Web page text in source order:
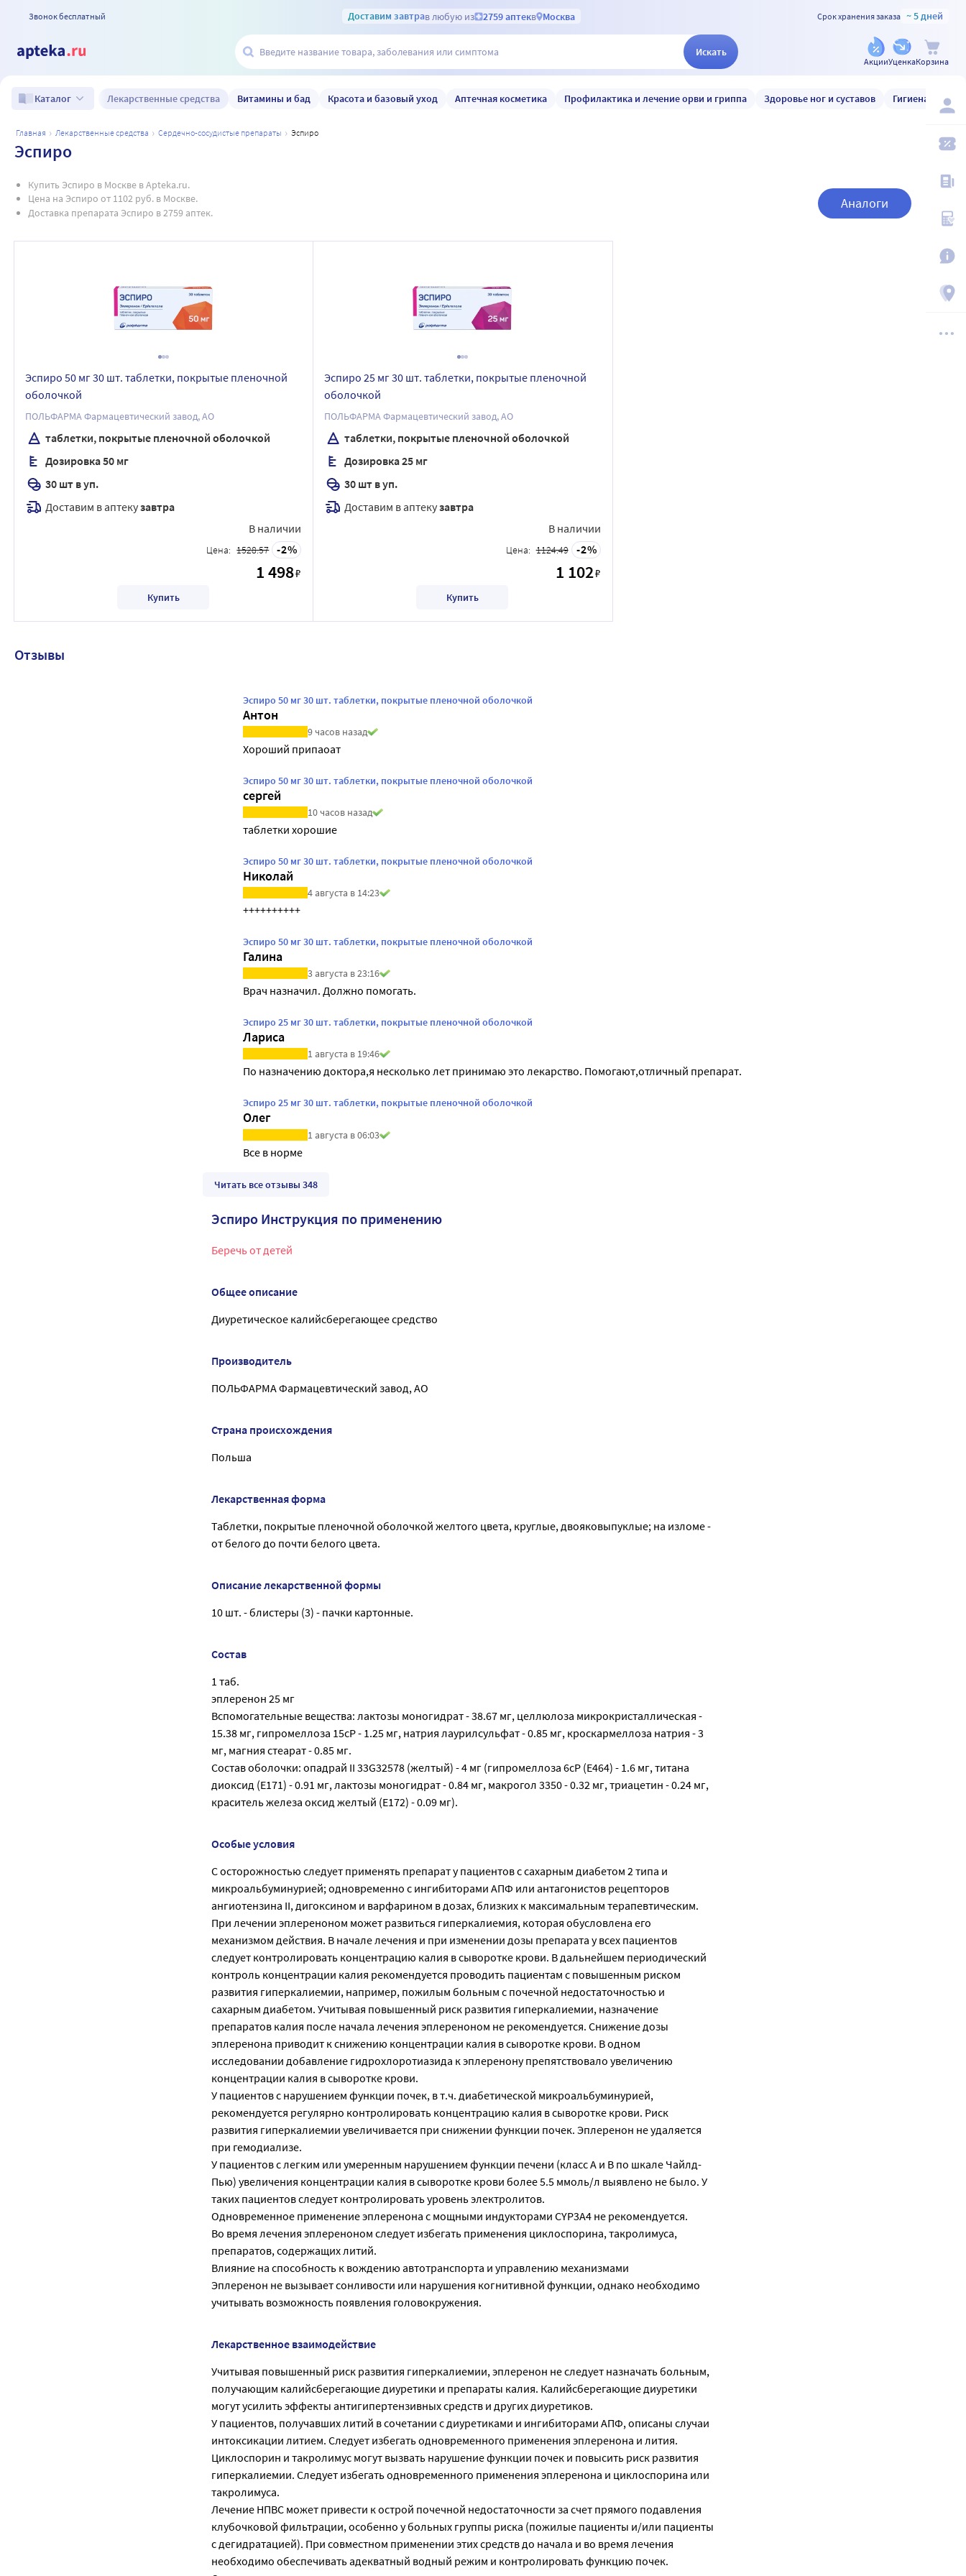
Звонок бесплатный Доставим завтрав любую из 2759 аптекв Москва Срок хранения заказа ~ 5 дней
Искать
АкцииУценкаКорзина
Каталог Лекарственные средства Витамины и бад Красота и базовый уход Аптечная косметика Профилактика и лечение орви и гриппа Здоровье ног и суставов Гигиена и уход
главная лекарственные средства сердечно-сосудистые препараты эспиро
Эспиро
Купить Эспиро в Москве в Apteka.ru.
Цена на Эспиро от 1102 руб. в Москве.
Доставка препарата Эспиро в 2759 аптек.
Аналоги
Эспиро 50 мг 30 шт. таблетки, покрытые пленочной
оболочкой
ПОЛЬФАРМА Фармацевтический завод, АО
таблетки, покрытые пленочной оболочкой
Дозировка 50 мг
30 шт в уп.
Доставим в аптекузавтра
В наличии
Цена: 1528.57 2
1 498₽
Купить
Эспиро 25 мг 30 шт. таблетки, покрытые пленочной
оболочкой
ПОЛЬФАРМА Фармацевтический завод, АО
таблетки, покрытые пленочной оболочкой
Дозировка 25 мг
30 шт в уп.
Доставим в аптекузавтра
В наличии
Цена: 1124.49 2
1 102₽
Купить
Отзывы
Эспиро 50 мг 30 шт. таблетки, покрытые пленочной оболочкой
Антон
9 часов назад
Хороший припаоат
Эспиро 50 мг 30 шт. таблетки, покрытые пленочной оболочкой
сергей
10 часов назад
таблетки хорошие
Эспиро 50 мг 30 шт. таблетки, покрытые пленочной оболочкой
Николай
4 августа в 14:23
++++++++++
Эспиро 50 мг 30 шт. таблетки, покрытые пленочной оболочкой
Галина
3 августа в 23:16
Врач назначил. Должно помогать.
Эспиро 25 мг 30 шт. таблетки, покрытые пленочной оболочкой
Лариса
1 августа в 19:46
По назначению доктора,я несколько лет принимаю это лекарство. Помогают,отличный препарат.
Эспиро 25 мг 30 шт. таблетки, покрытые пленочной оболочкой
Олег
1 августа в 06:03
Все в норме
Читать все отзывы 348
Эспиро Инструкция по применению
Беречь от детей
Общее описание
Диуретическое калийсберегающее средство
Производитель
ПОЛЬФАРМА Фармацевтический завод, АО
Страна происхождения
Польша
Лекарственная форма
Таблетки, покрытые пленочной оболочкой желтого цвета, круглые, двояковыпуклые; на изломе -
от белого до почти белого цвета.
Описание лекарственной формы
10 шт. - блистеры (3) - пачки картонные.
Состав
1 таб.
эплеренон 25 мг
Вспомогательные вещества: лактозы моногидрат - 38.67 мг, целлюлоза микрокристаллическая -
15.38 мг, гипромеллоза 15cP - 1.25 мг, натрия лаурилсульфат - 0.85 мг, кроскармеллоза натрия - 3
мг, магния стеарат - 0.85 мг.
Состав оболочки: опадрай II 33G32578 (желтый) - 4 мг (гипромеллоза 6сР (Е464) - 1.6 мг, титана
диоксид (Е171) - 0.91 мг, лактозы моногидрат - 0.84 мг, макрогол 3350 - 0.32 мг, триацетин - 0.24 мг,
краситель железа оксид желтый (Е172) - 0.09 мг).
Особые условия
С осторожностью следует применять препарат у пациентов с сахарным диабетом 2 типа и
микроальбуминурией; одновременно с ингибиторами АПФ или антагонистов рецепторов
ангиотензина II, дигоксином и варфарином в дозах, близких к максимальным терапевтическим.
При лечении эплереноном может развиться гиперкалиемия, которая обусловлена его
механизмом действия. В начале лечения и при изменении дозы препарата у всех пациентов
следует контролировать концентрацию калия в сыворотке крови. В дальнейшем периодический
контроль концентрации калия рекомендуется проводить пациентам с повышенным риском
развития гиперкалиемии, например, пожилым больным с почечной недостаточностью и
сахарным диабетом. Учитывая повышенный риск развития гиперкалиемии, назначение
препаратов калия после начала лечения эплереноном не рекомендуется. Снижение дозы
эплеренона приводит к снижению концентрации калия в сыворотке крови. В одном
исследовании добавление гидрохлоротиазида к эплеренону препятствовало увеличению
концентрации калия в сыворотке крови.
У пациентов с нарушением функции почек, в т.ч. диабетической микроальбуминурией,
рекомендуется регулярно контролировать концентрацию калия в сыворотке крови. Риск
развития гиперкалиемии увеличивается при снижении функции почек. Эплеренон не удаляется
при гемодиализе.
У пациентов с легким или умеренным нарушением функции печени (класс А и В по шкале Чайлд-
Пью) увеличения концентрации калия в сыворотке крови более 5.5 ммоль/л выявлено не было. У
таких пациентов следует контролировать уровень электролитов.
Одновременное применение эплеренона с мощными индукторами CYP3A4 не рекомендуется.
Во время лечения эплереноном следует избегать применения циклоспорина, такролимуса,
препаратов, содержащих литий.
Влияние на способность к вождению автотранспорта и управлению механизмами
Эплеренон не вызывает сонливости или нарушения когнитивной функции, однако необходимо
учитывать возможность появления головокружения.
Лекарственное взаимодействие
Учитывая повышенный риск развития гиперкалиемии, эплеренон не следует назначать больным,
получающим калийсберегающие диуретики и препараты калия. Калийсберегающие диуретики
могут усилить эффекты антигипертензивных средств и других диуретиков.
У пациентов, получавших литий в сочетании с диуретиками и ингибиторами АПФ, описаны случаи
интоксикации литием. Следует избегать одновременного применения эплеренона и лития.
Циклоспорин и такролимус могут вызвать нарушение функции почек и повысить риск развития
гиперкалиемии. Следует избегать одновременного применения эплеренона и циклоспорина или
такролимуса.
Лечение НПВС может привести к острой почечной недостаточности за счет прямого подавления
клубочковой фильтрации, особенно у больных группы риска (пожилые пациенты и/или пациенты
с дегидратацией). При совместном применении этих средств до начала и во время лечения
необходимо обеспечивать адекватный водный режим и контролировать функцию почек.